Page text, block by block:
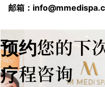
邮箱：
预约您的下
疗程咨询